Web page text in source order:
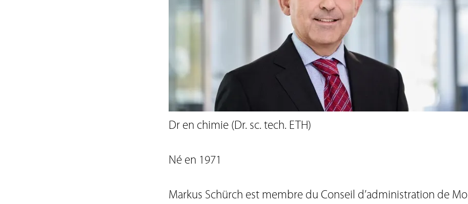
Code de conduite des fournisseurs
Obligation d'annoncer les transactions
Conseil d'administration
Direction
Rapport sur les risques
Newsletter
Contact RI
Glossaire
Directives de placement
Centre de téléchargement
Dr en chimie (Dr. sc. tech. ETH)
Né en 1971
Markus Schürch est membre du Conseil d’administration de